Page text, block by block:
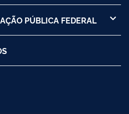
PÚBLICA FEDERAL